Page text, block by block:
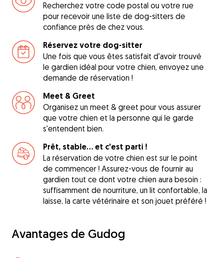
Recherchez votre code postal ou votre rue
pour recevoir une liste de dog-sitters de
confiance près de chez vous.
Réservez votre dog-sitter
Une fois que vous êtes satisfait d'avoir trouvé
le gardien idéal pour votre chien, envoyez une
demande de réservation !
Meet & Greet
Organisez un meet & greet pour vous assurer
que votre chien et la personne qui le garde
s'entendent bien.
Prêt, stable... et c'est parti !
La réservation de votre chien est sur le point
de commencer ! Assurez-vous de fournir au
gardien tout ce dont votre chien aura besoin :
suffisamment de nourriture, un lit confortable, la
laisse, la carte vétérinaire et son jouet préféré !
Avantages de Gudog